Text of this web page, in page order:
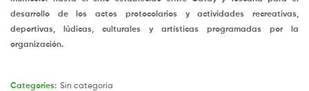
desarrollo de los actos protocolarios y actividades recreativas,
deportivas, lúdicas, culturales y artísticas programadas por la
organización.
Categories: Sin categoría